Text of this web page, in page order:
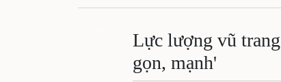
QUÊ HƯƠNG - ĐẤT NƯỚC QUỐC
VĂN BẢN, CHÍNH SÁCH MỚI
Lực lượng vũ
gọn, mạnh'